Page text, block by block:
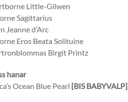
Little-Gilwen
Sagittarius
Jeanne d’Arc
Eros Beata Solituine
Birgit Printz
hanar
Ocean Blue Pearl [BIS BABYVALP]